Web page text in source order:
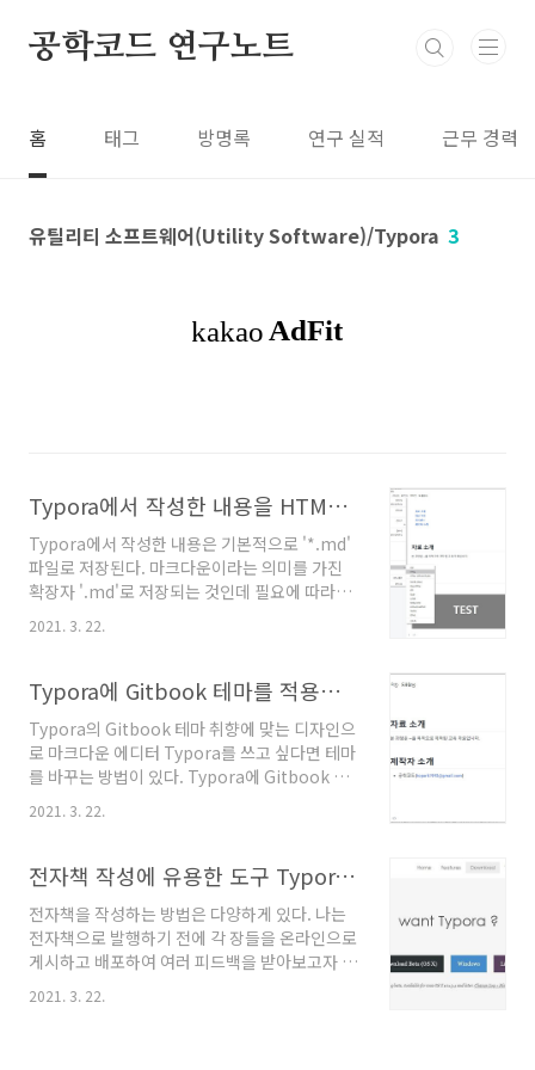
공학코드 연구노트
홈 태그 방명록 연구 실적 근무 경력
유틸리티 소프트웨어(Utility Software)/Typora 3
Typora에서 작성한 내용을 HTML로 변환하기
Typora에서 작성한 내용은 기본적으로 '*.md'
파일로 저장된다. 마크다운이라는 의미를 가진
확장자 '.md'로 저장되는 것인데 필요에 따라서
는 다른 파일 형식으로 변환하여 사용할 필요가
있다. 이번 글에서는 HTML로 변환하는 것을 소
'HTML'을 클릭하면 HTML로 변환하여 저장할
수 있다. 적당한 파일명을 입력하고 '저장'을 누른
후 웹브라우저에서 생성된 파일을 실행하면 아래
와 같이 화면이 나타난다. Gitbook 테마를 활용
한 것이라 Gitbook 스타일로 HTML이 생성되
었다.
2021. 3. 22.
Typora에 Gitbook 테마를 적용하기
Typora의 Gitbook 테마 취향에 맞는 디자인으
로 마크다운 에디터 Typora를 쓰고 싶다면 테마
를 바꾸는 방법이 있다. Typora에 Gitbook 테
마를 적용하여 Gitbook 느낌이 나도록 할 수 있
는데 방법은 다음과 같다. Typora의 Gitbook
장소에 가서 다운로드 한다. Typora Gitbook
https://github.com/16soundsofsilence/typora-
gitbook-theme/releases/ Gitbook 테마 파
일이 잘 다운로드 됬는지 확인하고 Typora 테마
폴더를 확인하기 위해 Typora로 이동한다.
2021. 3. 22.
전자책 작성에 유용한 도구 Typora 소개 및 설치
전자책을 작성하는 방법은 다양하게 있다. 나는
전자책으로 발행하기 전에 각 장들을 온라인으로
게시하고 배포하여 여러 피드백을 받아보고자 한
다. Github Pages에 전자책으로 쓸 초안을 나누
어 HTML 문서로 업로드하여 내용을 공유하고
2021. 3. 22.